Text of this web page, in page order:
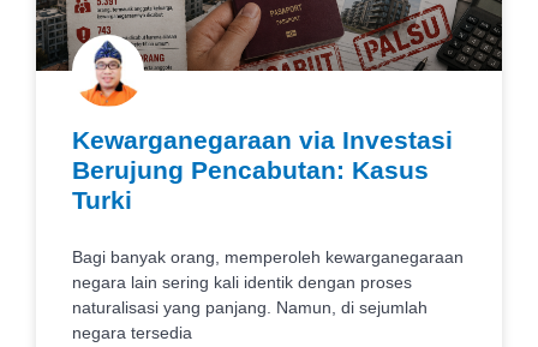
Kewarganegaraan via Investasi
Berujung Pencabutan: Kasus
Turki
Bagi banyak orang, memperoleh kewarganegaraan
negara lain sering kali identik dengan proses
naturalisasi yang panjang. Namun, di sejumlah
negara tersedia